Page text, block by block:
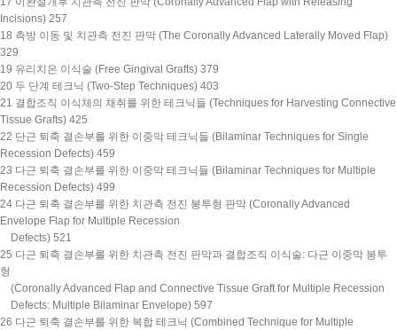
Incisions) 257
18 측방 이동 및 치관측 전진 판막 (The Coronally Advanced Laterally Moved Flap)
329
19 유리치은 이식술 (Free Gingival Grafts) 379
20 두 단계 테크닉 (Two-Step Techniques) 403
21 결합조직 이식체의 채취를 위한 테크닉들 (Techniques for Harvesting Connective
Tissue Grafts) 425
22 단근 퇴축 결손부를 위한 이중막 테크닉들 (Bilaminar Techniques for Single
Recession Defects) 459
23 다근 퇴축 결손부를 위한 이중막 테크닉들 (Bilaminar Techniques for Multiple
Recession Defects) 499
24 다근 퇴축 결손부를 위한 치관측 전진 봉투형 판막 (Coronally Advanced
Envelope Flap for Multiple Recession
Defects) 521
25 다근 퇴축 결손부를 위한 치관측 전진 판막과 결합조직 이식술: 다근 이중막 봉투
형
(Coronally Advanced Flap and Connective Tissue Graft for Multiple Recession
Defects: Multiple Bilaminar Envelope) 597
26 다근 퇴축 결손부를 위한 복합 테크닉 (Combined Technique for Multiple